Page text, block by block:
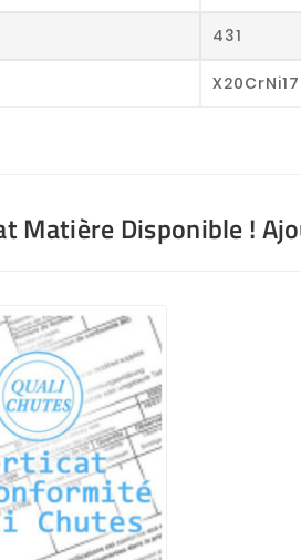
431
Matière Disponible !